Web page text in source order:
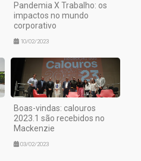
Pandemia X Trabalho: os
impactos no mundo
corporativo
10/02/2023
Boas-vindas: calouros
2023.1 são recebidos no
Mackenzie
03/02/2023